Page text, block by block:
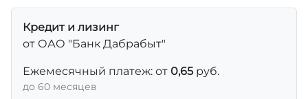
Кредит и лизинг
от ОАО "Банк Дабрабыт"
Ежемесячный платеж: от 0,65 руб.
до 60 месяцев